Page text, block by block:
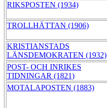
RIKSPOSTEN (1934)
TROLLHÄTTAN (1906)
KRISTIANSTADS
LÄNSDEMOKRATEN (1932)
POST- OCH INRIKES
TIDNINGAR (1821)
MOTALAPOSTEN (1883)